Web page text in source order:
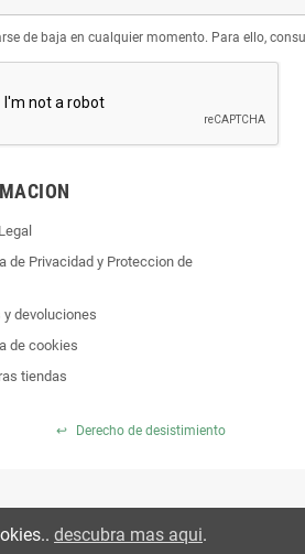
de baja en cualquier momento. Para ello,
de Privacidad y Proteccion de
y devoluciones
de cookies
tiendas
↩ Derecho de desistimiento
descubra mas aqui.